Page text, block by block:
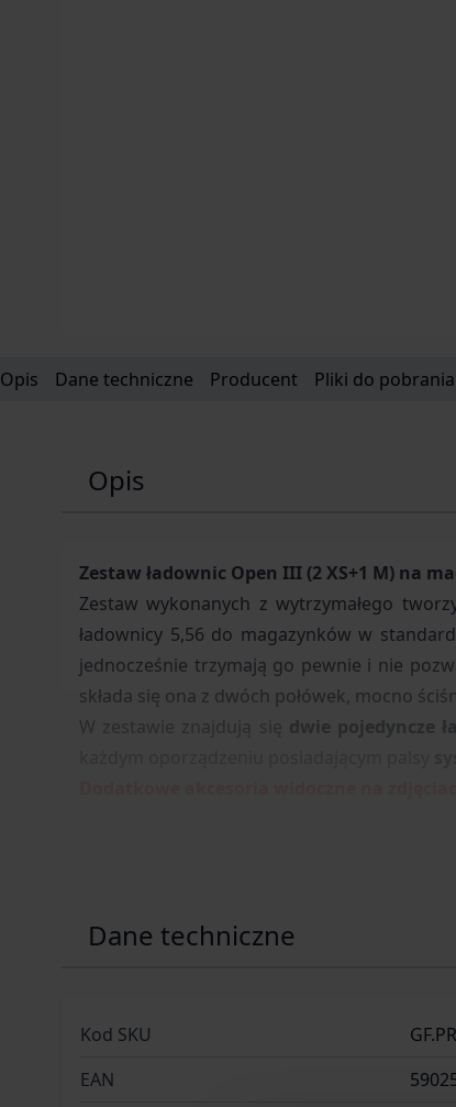
Opis Dane techniczne Producent Pliki do pobrania
Opis
Zestaw ładownic Open III (2 XS+1 M) na
Zestaw wykonanych z wytrzymałego
ładownicy 5,56 do magazynków w
jednocześnie trzymają go pewnie i nie
składa się ona z dwóch połówek, mocno
W zestawie znajdują się dwie pojedyncze
Dane techniczne
Kod SKU
EAN